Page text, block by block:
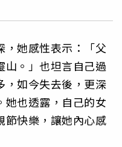
，她感性表示：「父
山。」也坦言自己過
，如今失去後，更深
她也透露，自己的女
節快樂，讓她內心感